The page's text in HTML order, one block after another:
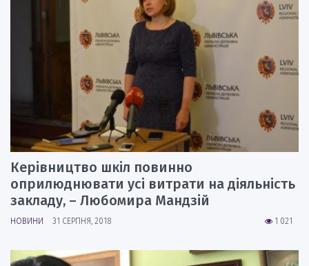
Керівництво шкіл повинно
оприлюднювати усі витрати на діяльність
закладу, – Любомира Мандзій
1 021
НОВИНИ 31 СЕРПНЯ, 2018